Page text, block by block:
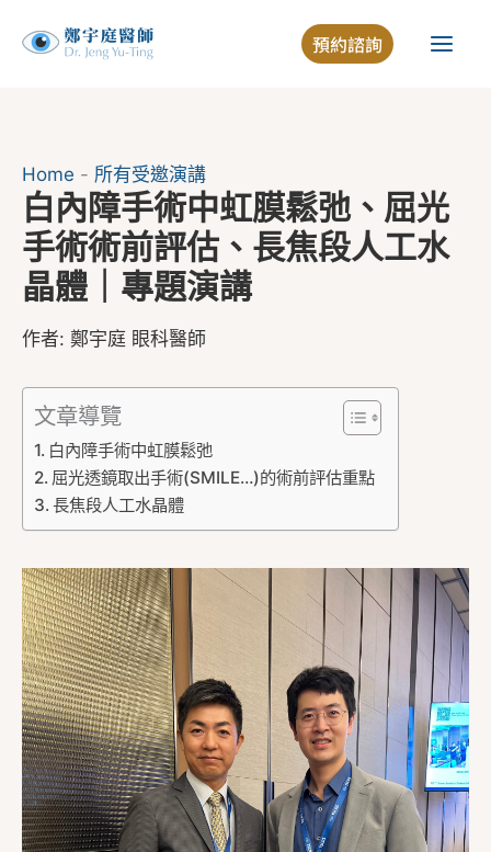
預約諮詢
Home - 所有受邀演講
白內障手術中虹膜鬆弛、屈光
手術術前評估、長焦段人工水
晶體｜專題演講
作者: 鄭宇庭 眼科醫師
文章導覽
白內障手術中虹膜鬆弛
屈光透鏡取出手術(SMILE…)的術前評估重點
長焦段人工水晶體